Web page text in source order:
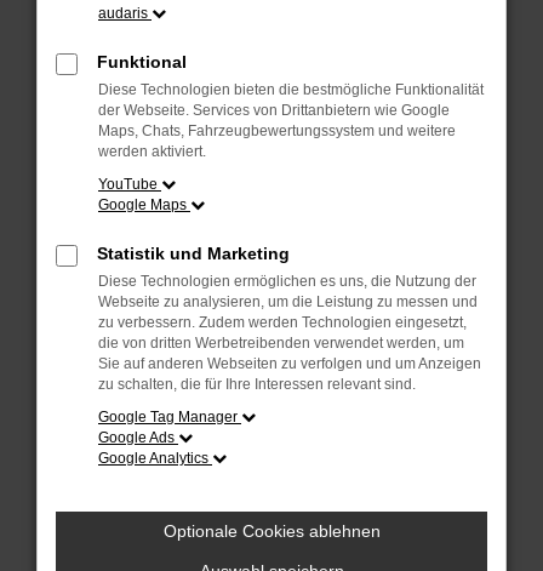
Überprüfe deine Firewall und deine
Internetverbindung.
Laden andere Webseiten, zum Beispiel
deine Suchmaschine?
Prüfe deine Browsererweiterungen.
Manche Erweiterungen, wie Werbeblocker,
können das Laden bestimmter Seiten
verhindern. Funktioniert die Seite in einem
anderen Browser oder in einem privaten
Fenster?
Starte dein Gerät neu.
Das kann manchmal helfen,
vorübergehende Probleme zu beheben.
Stelle sicher, dass dein Browser und dein
Betriebssystem auf dem neuesten Stand
Veraltete Software birgt nicht nur ein
audaris
Funktional
Diese Technologien bieten die bestmögliche Funktionalität
der Webseite. Services von Drittanbietern wie Google
Maps, Chats, Fahrzeugbewertungssystem und weitere
werden aktiviert.
YouTube
Google Maps
Statistik und Marketing
Diese Technologien ermöglichen es uns, die Nutzung der
Webseite zu analysieren, um die Leistung zu messen und
zu verbessern. Zudem werden Technologien eingesetzt,
die von dritten Werbetreibenden verwendet werden, um
Sie auf anderen Webseiten zu verfolgen und um Anzeigen
zu schalten, die für Ihre Interessen relevant sind.
Google Tag Manager
Google Ads
Google Analytics
Optionale Cookies ablehnen